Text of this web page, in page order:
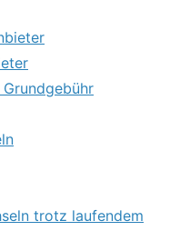
trotz laufendem